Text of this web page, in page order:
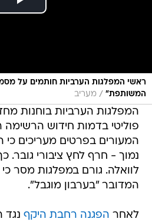
ראשי המפלגות הערביות חותמים על
המשותפת" / מעריב
המפלגות הערביות בוחנות
פוליטי בדמות חידוש
המעורים בפרטים מעריכים כי
נמוך - חרף לחץ ציבורי גובר.
לוואלה. גורם במפלגות מסר
המדובר "בערבון מוגבל".
לאחר הפגנה רחבת היקף נגד